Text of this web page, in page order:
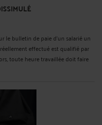
le bulletin de paie d’un salarié un
effectué est qualifié par
toute heure travaillée doit faire